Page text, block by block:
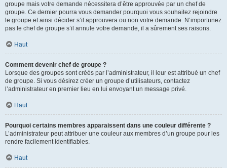
groupe mais votre demande nécessitera d’être approuvée par un chef de
groupe. Ce dernier pourra vous demander pourquoi vous souhaitez rejoindre
le groupe et ainsi décider s’il approuvera ou non votre demande. N’importunez
pas le chef de groupe s’il annule votre demande, il a sûrement ses raisons.
Haut
Comment devenir chef de groupe ?
Lorsque des groupes sont créés par l’administrateur, il leur est attribué un chef
de groupe. Si vous désirez créer un groupe d’utilisateurs, contactez
l’administrateur en premier lieu en lui envoyant un message privé.
Haut
Pourquoi certains membres apparaissent dans une couleur différente ?
L’administrateur peut attribuer une couleur aux membres d’un groupe pour les
rendre facilement identifiables.
Haut